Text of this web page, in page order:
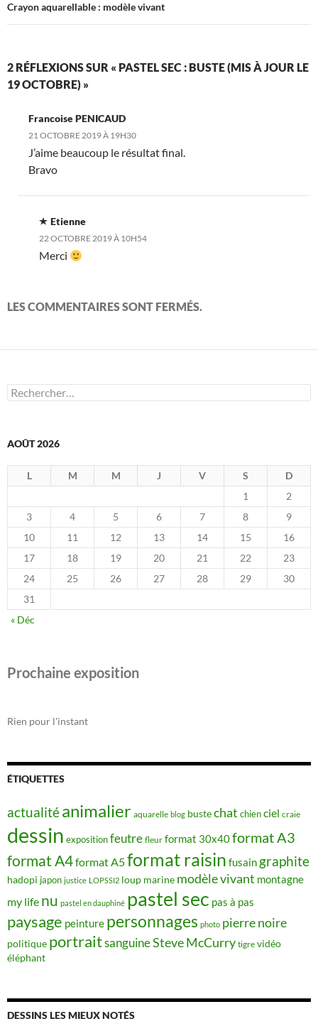
Crayon aquarellable : modèle vivant
2 RÉFLEXIONS SUR « PASTEL SEC : BUSTE (MIS À JOUR LE
19 OCTOBRE) »
Francoise PENICAUD
21 OCTOBRE 2019 À 19H30
J’aime beaucoup le résultat final.
Bravo
Etienne
22 OCTOBRE 2019 À 10H54
Merci
LES COMMENTAIRES SONT FERMÉS.
Rechercher :
AOÛT 2026
L M M J V S
D
1
2
3
4 5 6 7 8
9
10
11 12 13 14 15
16
17
18 19 20 21 22
23
24
25 26 27 28 29
30
31
« Déc
Prochaine exposition
Rien pour l'instant
ÉTIQUETTES
actualitéanimalier aquarelle blog bustechat chienciel craie
dessin expositionfeutre fleur format 30x40format A3
format A4format A5format raisin fusain graphite
hadopi japon justice LOPSSI2 loup marine modèle vivant montagne
my life nu pastel en dauphiné pastel sec pas à pas
paysage peinture personnages photo pierre noire
politique portraitsanguineSteve McCurry tigre vidéo
éléphant
DESSINS LES MIEUX NOTÉS